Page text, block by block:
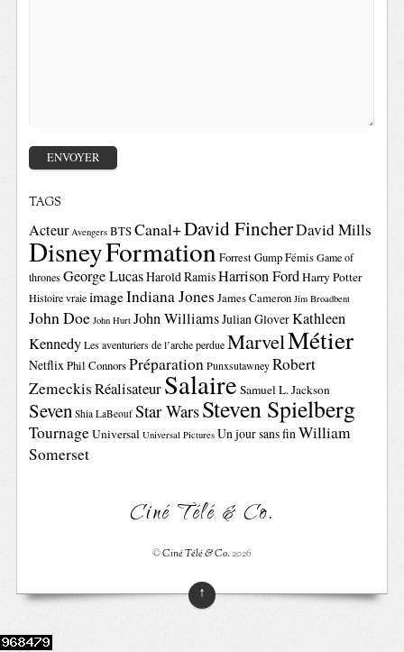
TAGS
Acteur Avengers BTSCanal+David FincherDavid Mills
DisneyFormationForrest GumpFémis Game of
thrones George LucasHarold RamisHarrison FordHarry Potter
Histoire vraie imageIndiana Jones James Cameron Jim Broadbent
John Doe John Hurt John WilliamsJulian GloverKathleen
Kennedy Les aventuriers de l’arche perdue MarvelMétier
NetflixPhil ConnorsPréparation Punxsutawney Robert
ZemeckisRéalisateurSalaire Samuel L. Jackson
Seven Shia LaBeouf Star WarsSteven Spielberg
TournageUniversal Universal Pictures Un jour sans finWilliam
Somerset
Ciné Télé & Co.
©Ciné Télé & Co.2026
↑